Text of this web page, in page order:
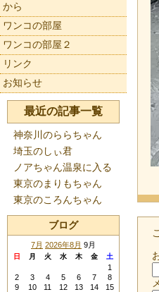
から
ワンコの部屋
ワンコの部屋２
リンク
お知らせ
最近の記事一覧
神奈川のららちゃん
埼玉のしぃ君
ノアちゃん温泉に入る
東京のまりもちゃん
東京のころんちゃん
ブログ
7月 2026年8月 9月
日 月 火 水 木 金 土
1
2
3 4 5 6 7
8
9
10 11 12 13 14
15